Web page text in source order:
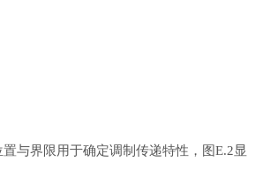
置与界限用于确定调制传递特性，图E.2显